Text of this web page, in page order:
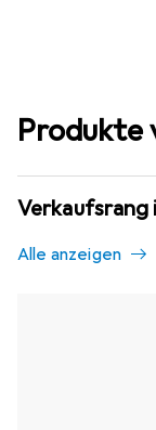
Produkte
Alle anzeigen